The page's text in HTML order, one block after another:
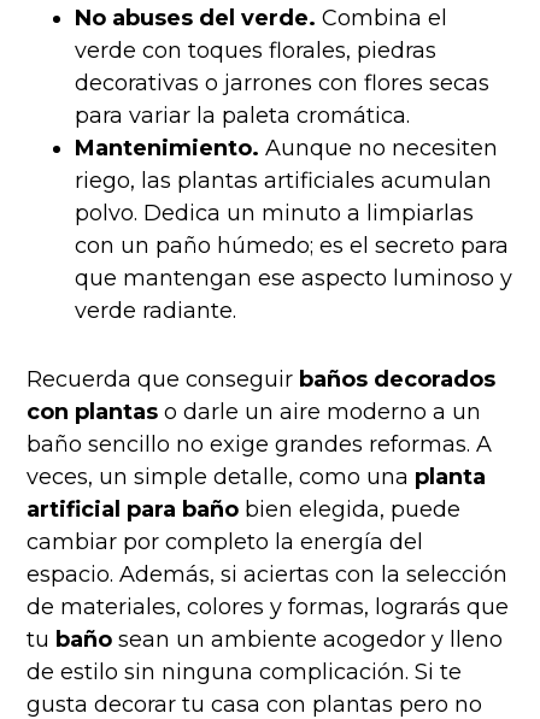
No abuses del verde. Combina el
verde con toques florales, piedras
decorativas o jarrones con flores secas
para variar la paleta cromática.
Mantenimiento. Aunque no necesiten
riego, las plantas artificiales acumulan
polvo. Dedica un minuto a limpiarlas
con un paño húmedo; es el secreto para
que mantengan ese aspecto luminoso y
verde radiante.
Recuerda que conseguir baños decorados
con plantas o darle un aire moderno a un
baño sencillo no exige grandes reformas. A
veces, un simple detalle, como una planta
artificial para baño bien elegida, puede
cambiar por completo la energía del
espacio. Además, si aciertas con la selección
de materiales, colores y formas, lograrás que
tu bañosean un ambiente acogedor y lleno
de estilo sin ninguna complicación. Si te
gusta decorar tu casa con plantas pero no